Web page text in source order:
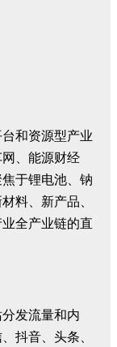
和资源型产业
、能源财经
于锂电池、钠
料、新产品、
全产业链的直
发流量和内
抖音、头条、